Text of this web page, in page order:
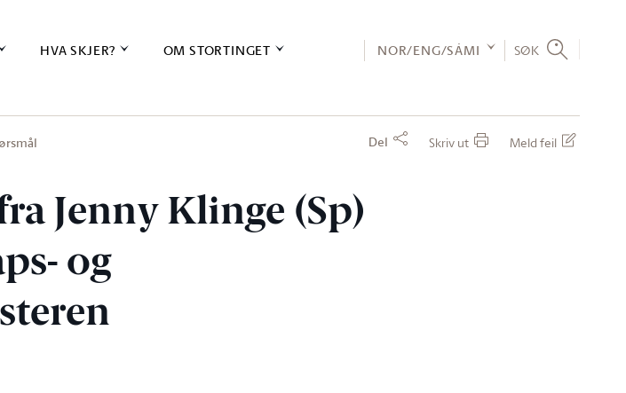
HVA SKJER? OM STORTINGET NOR/ENG/SÁMI SØK
Del Skriv ut Meld feil
Jenny Klinge (Sp)
og